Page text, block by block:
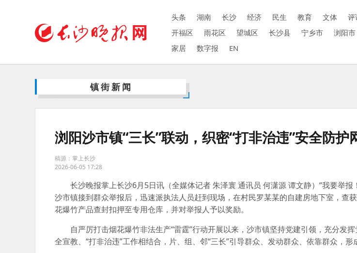
头条 湖南 长沙 经济 民生 教育 文体 评
开福区
雨花区 望城区 长沙县 宁乡市 浏阳市
家居
数字报 EN
镇街新闻
浏阳沙市镇“三长”联动，织密“打非治违”安全防护
稿源：掌上长沙
2026-06-05 17:28
长沙晚报掌上长沙6月5日讯（全媒体记者 朱泽寰 通讯员 何潇源 谭文静）“我要举
沙市镇接到群众举报后，迅速派执法人员赶到现场，在村民罗某某的自建房地下室，查
花爆竹产品查封扣押至专用仓库，并对举报人予以奖励。
自严厉打击烟花爆竹非法生产“雷霆”行动开展以来，沙市镇坚持党建引领，充分发
全宣教、“打非治违”工作相结合，片、组、邻“三长”引导群众、发动群众、依靠群众，形